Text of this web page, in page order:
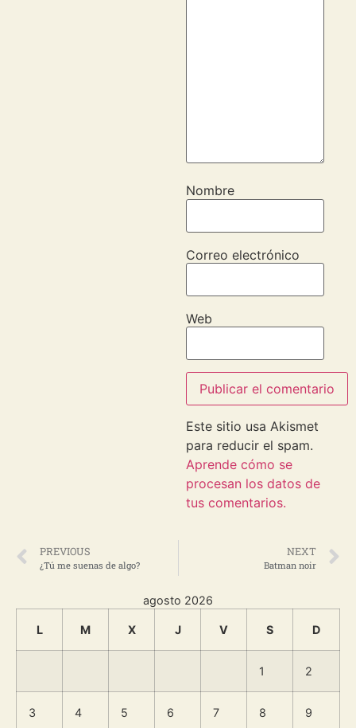
Nombre
Correo electrónico
Web
Este sitio usa Akismet
para reducir el spam.
Aprende cómo se
procesan los datos de
tus comentarios.
PREVIOUS
¿Tú me suenas de algo?
NEXT
Batman noir
agosto 2026
L M X J V S D
1 2
3 4 5 6 7 8 9